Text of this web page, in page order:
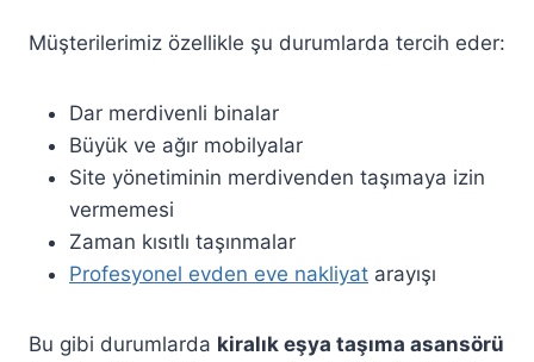
Müşterilerimiz özellikle şu durumlarda tercih eder:
Dar merdivenli binalar
Büyük ve ağır mobilyalar
Site yönetiminin merdivenden taşımaya izin
vermemesi
Zaman kısıtlı taşınmalar
Profesyonel evden eve nakliyat arayışı
Bu gibi durumlarda kiralık eşya taşıma asansörü